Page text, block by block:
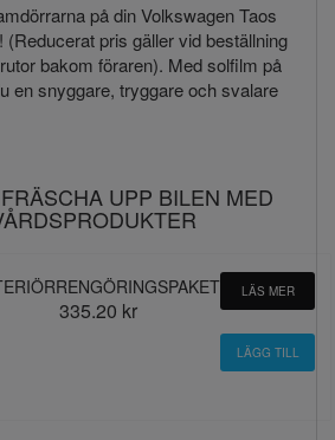
på din Volkswagen Taos
(Reducerat pris gäller vid beställning
bakom föraren). Med solfilm på
en snyggare, tryggare och svalare
UPP BILEN MED
335.20 kr
LÄS MER